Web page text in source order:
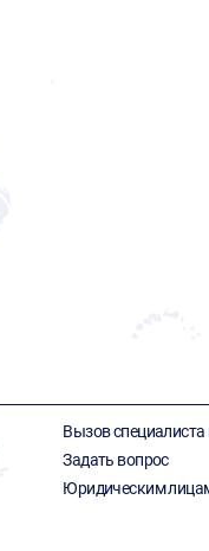
Вызов специалиста
Задать вопрос
Юридическим